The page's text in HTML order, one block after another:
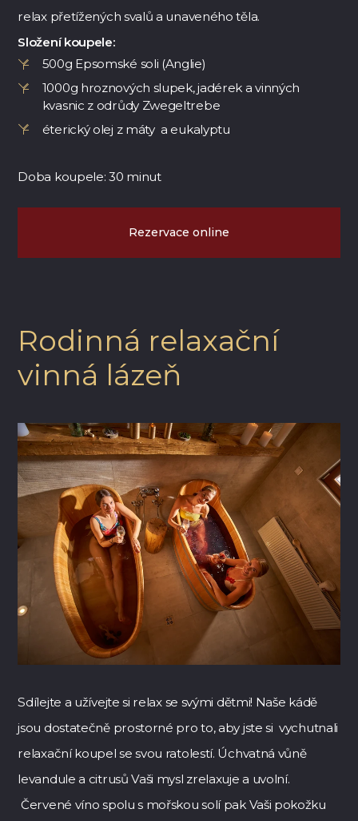
relax přetížených svalů a unaveného těla.
Složení koupele:
500g Epsomské soli (Anglie)
1000g hroznových slupek, jadérek a vinných
kvasnic z odrůdy Zwegeltrebe
éterický olej z máty a eukalyptu
Doba koupele: 30 minut
Rezervace online
Rodinná relaxační
vinná lázeň
Sdílejte a užívejte si relax se svými dětmi! Naše kádě
jsou dostatečně prostorné pro to, aby jste si vychutnali
relaxační koupel se svou ratolestí. Úchvatná vůně
levandule a citrusů Vaši mysl zrelaxuje a uvolní.
Červené víno spolu s mořskou solí pak Vaši pokožku